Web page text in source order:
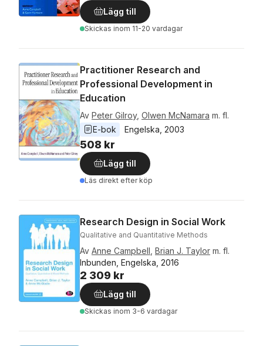
Lägg till
Skickas inom 11-20 vardagar
Practitioner Research and
Professional Development in
Education
Av Peter Gilroy, Olwen McNamara m. fl.
E-bok
Engelska, 2003
508 kr
Lägg till
Läs direkt efter köp
Research Design in Social Work
Qualitative and Quantitative Methods
Av Anne Campbell, Brian J. Taylor m. fl.
Inbunden, Engelska, 2016
2 309 kr
Lägg till
Skickas inom 3-6 vardagar